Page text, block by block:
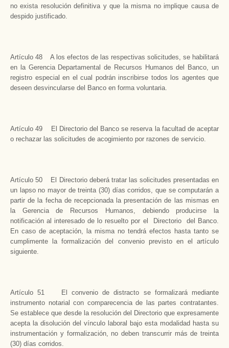
no exista resolución definitiva y que la misma no implique causa de
despido justificado.
Artículo 48 A los efectos de las respectivas solicitudes, se habilitará
en la Gerencia Departamental de Recursos Humanos del Banco, un
registro especial en el cual podrán inscribirse todos los agentes que
deseen desvincularse del Banco en forma voluntaria.
Artículo 49 El Directorio del Banco se reserva la facultad de aceptar
o rechazar las solicitudes de acogimiento por razones de servicio.
Artículo 50 El Directorio deberá tratar las solicitudes presentadas en
un lapso no mayor de treinta (30) días corridos, que se computarán a
partir de la fecha de recepcionada la presentación de las mismas en
la Gerencia de Recursos Humanos, debiendo producirse la
notificación al interesado de lo resuelto por el Directorio del Banco.
En caso de aceptación, la misma no tendrá efectos hasta tanto se
cumplimente la formalización del convenio previsto en el artículo
siguiente.
Artículo 51 El convenio de distracto se formalizará mediante
instrumento notarial con comparecencia de las partes contratantes.
Se establece que desde la resolución del Directorio que expresamente
acepta la disolución del vínculo laboral bajo esta modalidad hasta su
instrumentación y formalización, no deben transcurrir más de treinta
(30) días corridos.